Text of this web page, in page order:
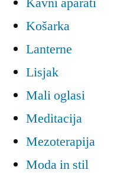
Košarka
Lanterne
Lisjak
Mali oglasi
Meditacija
Mezoterapija
Moda in stil